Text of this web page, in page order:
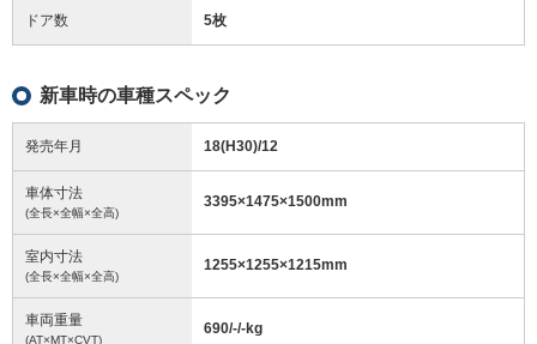
ドア数 5枚
新車時の車種スペック
発売年月 18(H30)/12
車体寸法
(全長×全幅×全高)
3395×1475×1500mm
室内寸法
(全長×全幅×全高)
1255×1255×1215mm
車両重量
(AT×MT×CVT)
690/-/-kg